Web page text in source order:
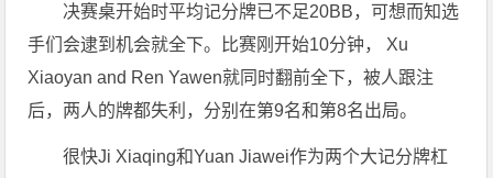
决赛桌开始时平均记分牌已不足20BB，可想而知选
手们会逮到机会就全下。比赛刚开始10分钟， Xu
Xiaoyan and Ren Yawen就同时翻前全下，被人跟注
后，两人的牌都失利，分别在第9名和第8名出局。
很快Ji Xiaqing和Yuan Jiawei作为两个大记分牌杠